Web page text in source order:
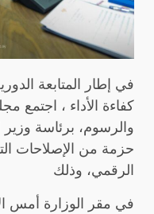
في إطار المتابعة
كفاءة الأداء ، اجتمع
والرسوم، برئاسة
حزمة من الإصلاحات
الرقمي، وذلك
في مقر الوزارة أمس